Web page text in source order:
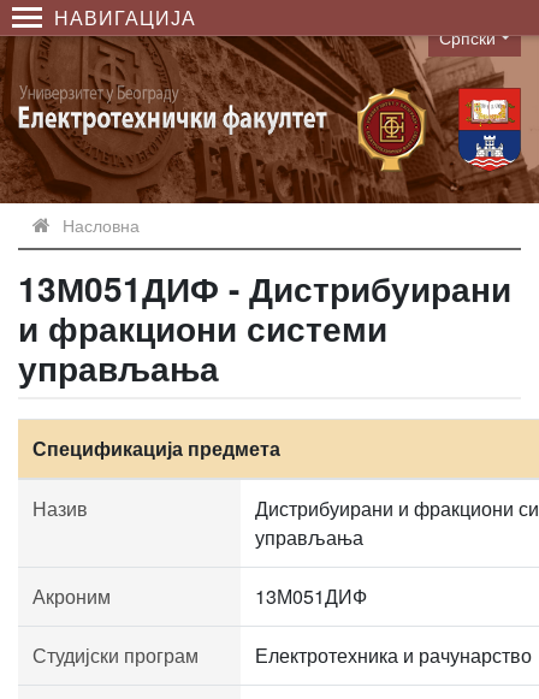
НАВИГАЦИЈА
Language
Српски
Насловна
13М051ДИФ - Дистрибуирани
и фракциони системи
управљања
Спецификација предмета
Назив
Дистрибуирани и фракциони
управљања
Акроним 13М051ДИФ
Студијски програм Електротехника и рачунарство